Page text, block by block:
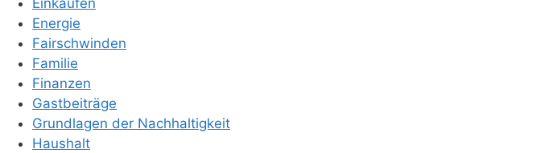
Einkaufen
Energie
Fairschwinden
Familie
Finanzen
Gastbeiträge
Grundlagen der Nachhaltigkeit
Haushalt